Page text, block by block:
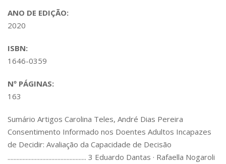
ANO DE EDIÇÃO:
2020
ISBN:
1646-0359
Nº PÁGINAS:
163
Sumário Artigos Carolina Teles, André Dias Pereira
Consentimento Informado nos Doentes Adultos Incapazes
de Decidir: Avaliação da Capacidade de Decisão
.................................................... 3 Eduardo Dantas · Rafaella Nogaroli